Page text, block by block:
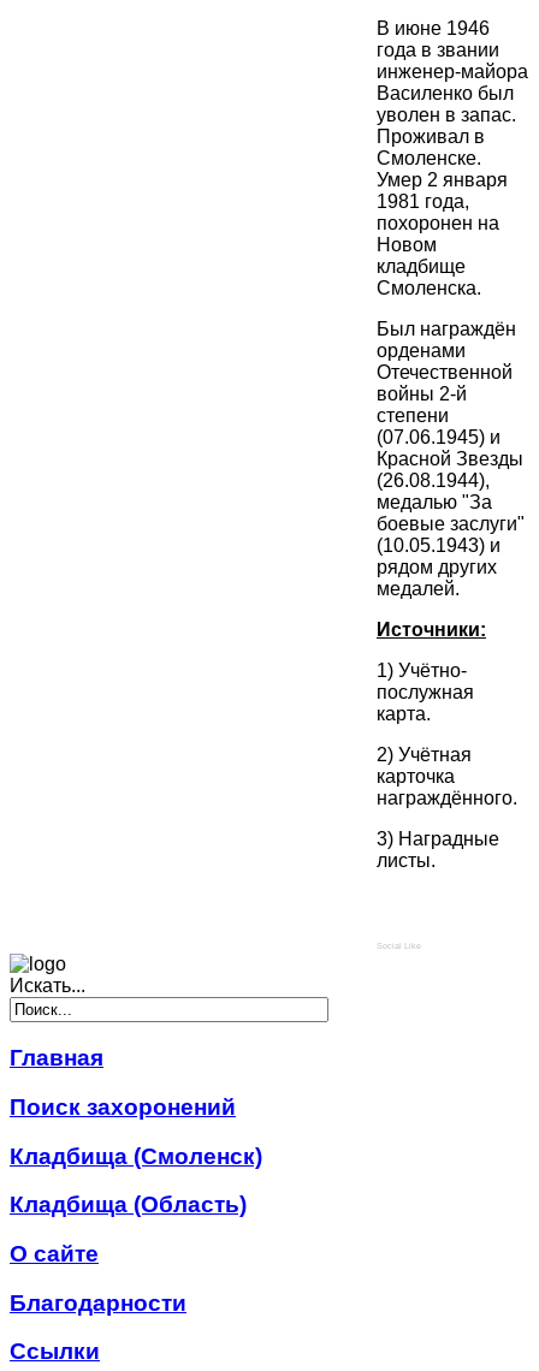
В июне 1946
года в звании
инженер-майора
Василенко был
уволен в запас.
Проживал в
Смоленске.
Умер 2 января
1981 года,
похоронен на
Новом
кладбище
Смоленска.
Был награждён
орденами
Отечественной
войны 2-й
степени
(07.06.1945) и
Красной Звезды
(26.08.1944),
медалью "За
боевые заслуги"
(10.05.1943) и
рядом других
медалей.
Источники:
1) Учётно-
послужная
карта.
2) Учётная
карточка
награждённого.
3) Наградные
листы.
Social Like
Искать...
Главная
Поиск захоронений
Кладбища (Смоленск)
Кладбища (Область)
О сайте
Благодарности
Ссылки